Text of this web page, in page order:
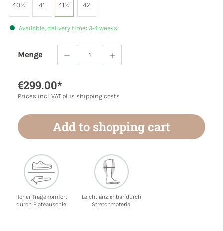
40½ 41 41½ 42
Available, delivery time: 3-4 weeks
Menge
Product Quantity: Enter the desired
€299.00*
Prices incl. VAT plus shipping costs
Add to shopping cart
Hoher Tragekomfort
durch Plateausohle
Leicht anziehbar durch
Stretchmaterial